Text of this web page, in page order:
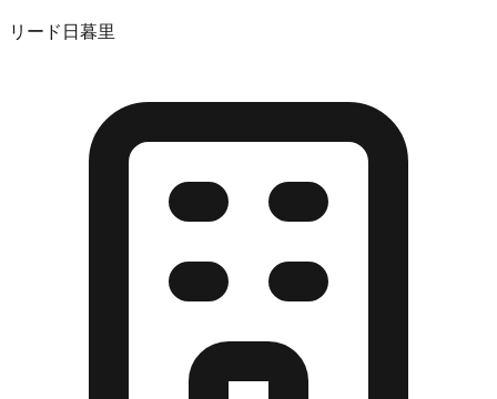
リード日暮里